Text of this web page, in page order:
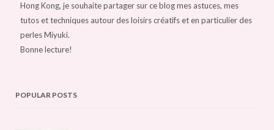
Hong Kong, je souhaite partager sur ce blog mes astuces, mes
tutos et techniques autour des loisirs créatifs et en particulier des
perles Miyuki.
Bonne lecture!
POPULAR POSTS